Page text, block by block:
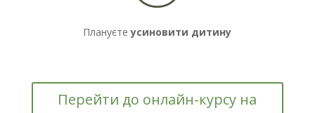
Плануєте усиновити дитину
Перейти до онлайн-курсу на